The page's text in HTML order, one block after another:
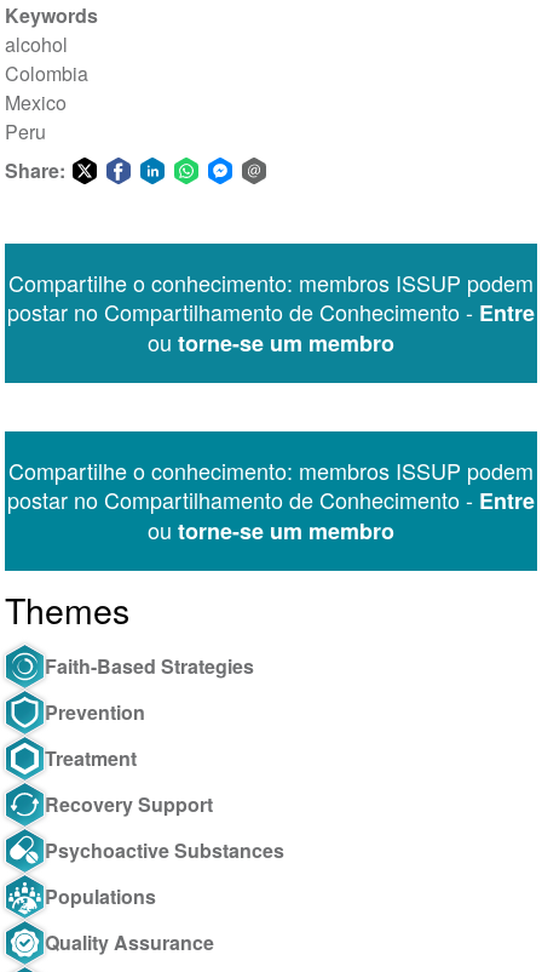
Keywords
alcohol
Colombia
Mexico
Peru
Share:
Messenger
Compartilhe o conhecimento: membros ISSUP podem
postar no Compartilhamento de Conhecimento - Entre
ou torne-se um membro
Compartilhe o conhecimento: membros ISSUP podem
postar no Compartilhamento de Conhecimento - Entre
ou torne-se um membro
Themes
Faith-Based Strategies
Prevention
Treatment
Recovery Support
Psychoactive Substances
Populations
Quality Assurance